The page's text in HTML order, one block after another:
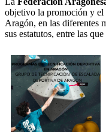
objetivo la promoción y el
Aragón, en las diferentes
sus estatutos, entre las